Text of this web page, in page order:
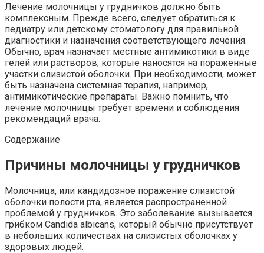
Лечение молочницы у грудничков должно быть
комплексным. Прежде всего, следует обратиться к
педиатру или детскому стоматологу для правильной
диагностики и назначения соответствующего лечения.
Обычно, врач назначает местные антимикотики в виде
гелей или растворов, которые наносятся на пораженные
участки слизистой оболочки. При необходимости, может
быть назначена системная терапия, например,
антимикотические препараты. Важно помнить, что
лечение молочницы требует времени и соблюдения
рекомендаций врача.
Содержание
Причины молочницы у грудничков
Молочница, или кандидозное поражение слизистой
оболочки полости рта, является распространенной
проблемой у грудничков. Это заболевание вызывается
грибком Candida albicans, который обычно присутствует
в небольших количествах на слизистых оболочках у
здоровых людей.